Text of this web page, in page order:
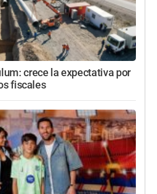
crece la expectativa por
fiscales